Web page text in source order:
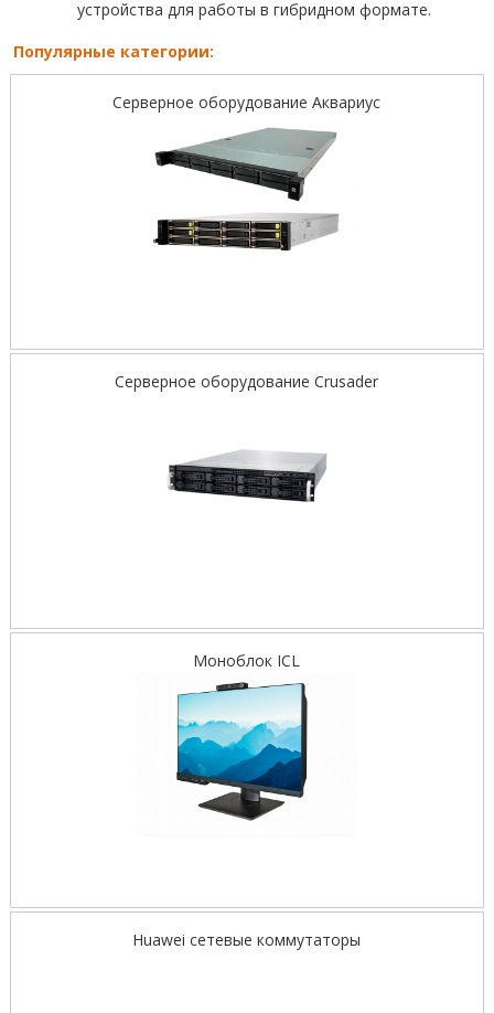
устройства для работы в гибридном формате.
Популярные категории:
Серверное оборудование Аквариус
Серверное оборудование Crusader
Моноблок ICL
Huawei сетевые коммутаторы